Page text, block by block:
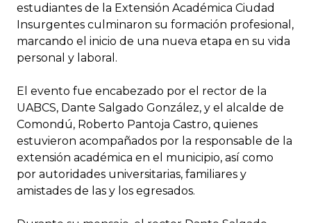
estudiantes de la Extensión Académica Ciudad
Insurgentes culminaron su formación profesional,
marcando el inicio de una nueva etapa en su vida
personal y laboral.
El evento fue encabezado por el rector de la
UABCS, Dante Salgado González, y el alcalde de
Comondú, Roberto Pantoja Castro, quienes
estuvieron acompañados por la responsable de la
extensión académica en el municipio, así como
por autoridades universitarias, familiares y
amistades de las y los egresados.